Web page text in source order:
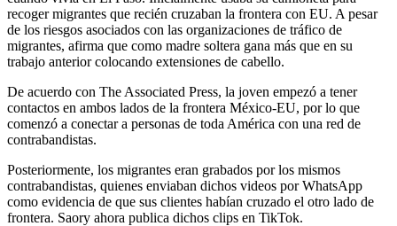
recoger migrantes que recién cruzaban la frontera con EU. A pesar
de los riesgos asociados con las organizaciones de tráfico de
migrantes, afirma que como madre soltera gana más que en su
trabajo anterior colocando extensiones de cabello.
De acuerdo con The Associated Press, la joven empezó a tener
contactos en ambos lados de la frontera México-EU, por lo que
comenzó a conectar a personas de toda América con una red de
contrabandistas.
Posteriormente, los migrantes eran grabados por los mismos
contrabandistas, quienes enviaban dichos videos por WhatsApp
como evidencia de que sus clientes habían cruzado el otro lado de
frontera. Saory ahora publica dichos clips en TikTok.